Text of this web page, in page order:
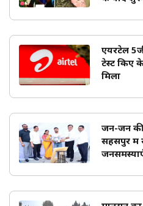
एयरटेल
टेस्ट किए
मिला
जन-जन की
सहसपुर में